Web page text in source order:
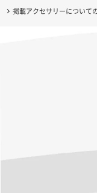
掲載アクセサリーについて